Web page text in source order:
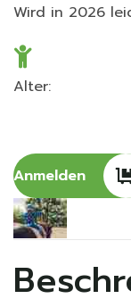
Wird in 2026
Alter:
Anmelden